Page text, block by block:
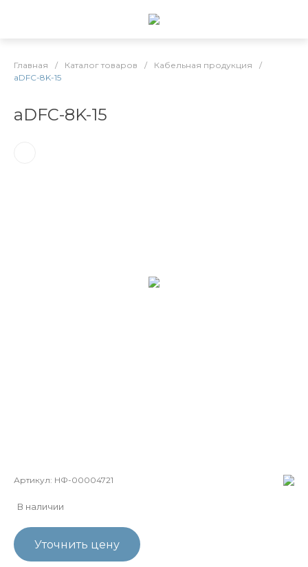
Главная / Каталог товаров / Кабельная продукция
/
aDFC-8K-15
aDFC-8K-15
Артикул: НФ-00004721
В наличии
Уточнить цену